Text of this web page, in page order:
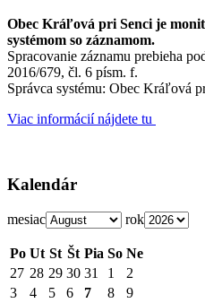
Obec Kráľová pri Senci je
systémom so záznamom.
Spracovanie záznamu prebieha
2016/679, čl. 6 písm. f.
Správca systému: Obec Kráľová
Viac informácií nájdete tu
Kalendár
mesiac rok
Po Ut St Št Pia So Ne
27 28 29 30 31 1
2
3
4 5 6 7 8
9